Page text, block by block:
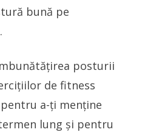
bună pe
posturii
de fitness
a-ți menține
lung și pentru